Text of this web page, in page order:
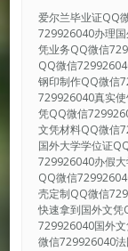
爱尔兰毕业证QQ
729926040办理
凭业务QQ微信
QQ微信
钢印制作QQ微信
729926040真实
凭QQ微信
文凭材料QQ微信
国外大学学位证
729926040办假
QQ微信
壳定制QQ微信
快速拿到国外文
729926040国外
微信729926040